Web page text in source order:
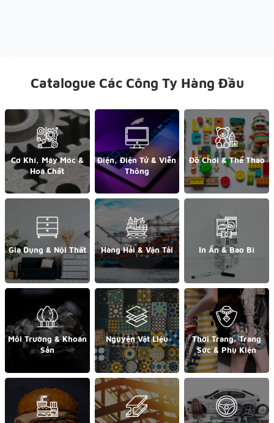
Catalogue Các Công Ty Hàng Đầu
Cơ Khí, Máy Móc &
Hoá Chất
Điện, Điện Tử & Viễn
Thông
Đồ Chơi & Thể Thao
Gia Dụng & Nội Thất Hàng Hải & Vận Tải In Ấn & Bao Bì
Môi Trường & Khoán
Sản
Nguyên Vật Liệu
Thời Trang, Trang
Sức & Phụ Kiện